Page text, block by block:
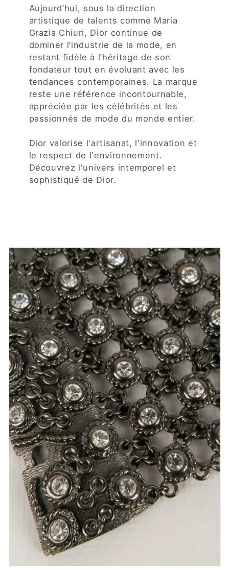
Aujourd’hui, sous la direction
artistique de talents comme Maria
Grazia Chiuri, Dior continue de
dominer l’industrie de la mode, en
restant fidèle à l’héritage de son
fondateur tout en évoluant avec les
tendances contemporaines. La marque
reste une référence incontournable,
appréciée par les célébrités et les
passionnés de mode du monde entier.
Dior valorise l'artisanat, l'innovation et
le respect de l'environnement.
Découvrez l'univers intemporel et
sophistiqué de Dior.